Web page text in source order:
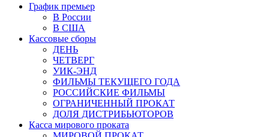
График премьер
В России
В США
Кассовые сборы
ДЕНЬ
ЧЕТВЕРГ
УИК-ЭНД
ФИЛЬМЫ ТЕКУЩЕГО ГОДА
РОССИЙСКИЕ ФИЛЬМЫ
ОГРАНИЧЕННЫЙ ПРОКАТ
ДОЛЯ ДИСТРИБЬЮТОРОВ
Касса мирового проката